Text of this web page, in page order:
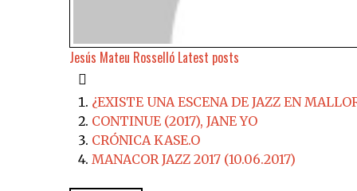
Jesús Mateu Rosselló Latest posts
¿EXISTE UNA ESCENA DE JAZZ EN
CONTINUE (2017), JANE YO
CRÓNICA KASE.O
MANACOR JAZZ 2017 (10.06.2017)